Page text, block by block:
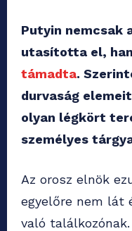
Putyin nemcsak
utasította el,
támadta.
durvaság
olyan légkört
személyes
Az orosz elnök
egyelőre nem lát
való találkozónak.